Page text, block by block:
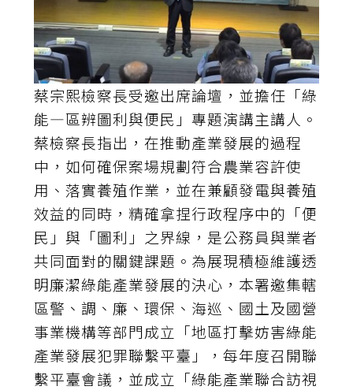
蔡宗熙檢察長受邀出席論壇，並擔任「綠
能—區辨圖利與便民」專題演講主講人。
蔡檢察長指出，在推動產業發展的過程
中，如何確保案場規劃符合農業容許使
用、落實養殖作業，並在兼顧發電與養殖
效益的同時，精確拿捏行政程序中的「便
民」與「圖利」之界線，是公務員與業者
共同面對的關鍵課題。為展現積極維護透
明廉潔綠能產業發展的決心，本署邀集轄
區警、調、廉、環保、海巡、國土及國營
事業機構等部門成立「地區打擊妨害綠能
產業發展犯罪聯繫平臺」，每年度召開聯
繫平臺會議，並成立「綠能產業聯合訪視